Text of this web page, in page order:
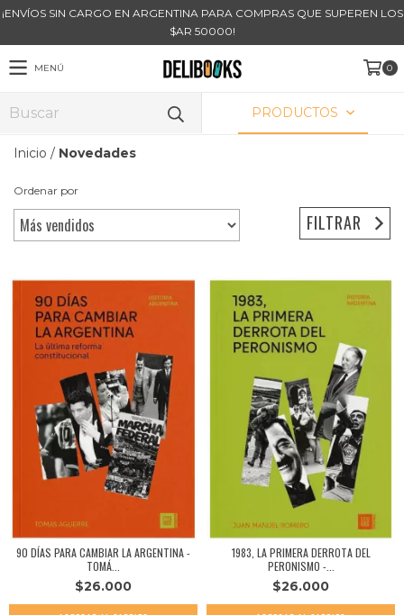
¡ENVÍOS SIN CARGO EN ARGENTINA PARA COMPRAS QUE SUPEREN LOS
$AR 50000!
MENÚ 0
PRODUCTOS
Inicio / Novedades
Ordenar por
FILTRAR
90 DÍAS PARA CAMBIAR LA ARGENTINA -
TOMÁ...
$26.000
1983, LA PRIMERA DERROTA DEL
PERONISMO -...
$26.000